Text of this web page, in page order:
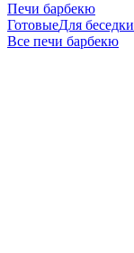
Печи барбекю
ГотовыеДля беседки
Все печи барбекю